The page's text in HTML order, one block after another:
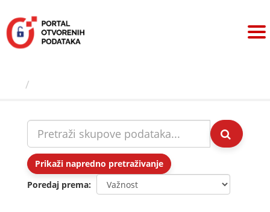
sadržaj
Prikaži napredno pretraživanje
Poredaj prema